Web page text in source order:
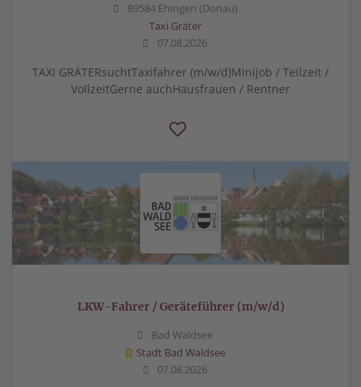
89584 Ehingen (Donau)
Taxi Gräter
07.08.2026
TAXI GRÄTERsuchtTaxifahrer (m/w/d)Minijob / Teilzeit /
VollzeitGerne auchHausfrauen / Rentner
LKW-Fahrer / Geräteführer (m/w/d)
Bad Waldsee
Stadt Bad Waldsee
07.08.2026